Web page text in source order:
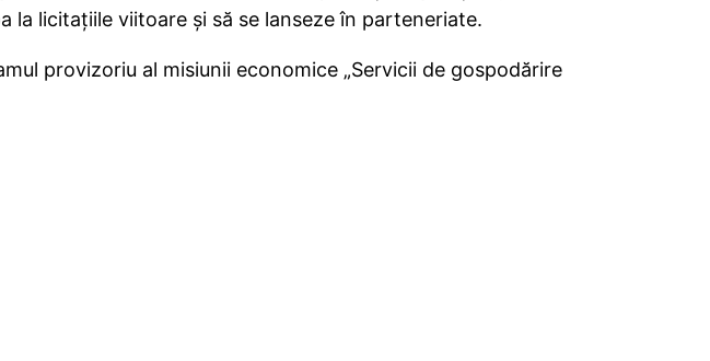
licitațiile viitoare și să se lanseze în parteneriate.
provizoriu al misiunii economice „Servicii de gospodărire